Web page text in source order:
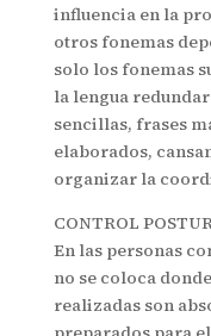
influencia en la
otros fonemas
solo los fonemas
la lengua
sencillas, frases
elaborados,
organizar la
CONTROL
En las personas
no se coloca
realizadas son